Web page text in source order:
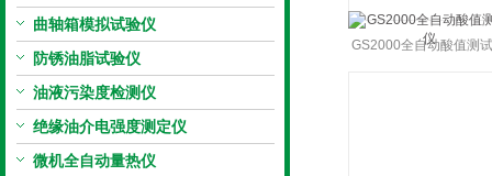
曲轴箱模拟试验仪
防锈油脂试验仪
油液污染度检测仪
绝缘油介电强度测定仪
微机全自动量热仪
GS2000全自动酸值测